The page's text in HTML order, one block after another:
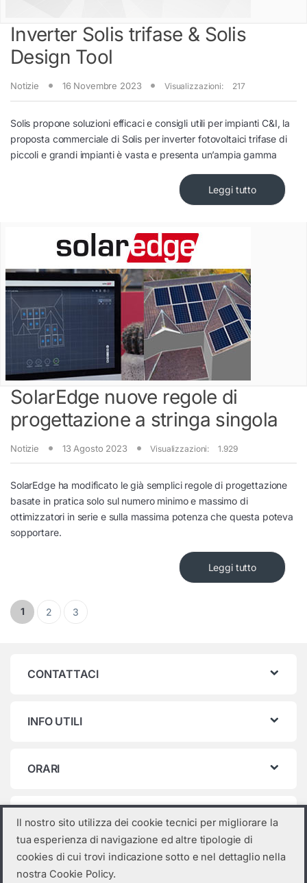
Inverter Solis trifase & Solis
Design Tool
Notizie 16 Novembre 2023 Visualizzazioni: 217
Solis propone soluzioni efficaci e consigli utili per impianti C&I, la
proposta commerciale di Solis per inverter fotovoltaici trifase di
piccoli e grandi impianti è vasta e presenta un’ampia gamma
Leggi tutto
SolarEdge nuove regole di
progettazione a stringa singola
Notizie 13 Agosto 2023 Visualizzazioni: 1.929
SolarEdge ha modificato le già semplici regole di progettazione
basate in pratica solo sul numero minimo e massimo di
ottimizzatori in serie e sulla massima potenza che questa poteva
sopportare.
Leggi tutto
Paginazione degli articoli
1 2 3
CONTATTACI
INFO UTILI
ORARI
Categorie prodotto
Seleziona una categoria
Il nostro sito utilizza dei cookie tecnici per migliorare la
tua esperienza di navigazione ed altre tipologie di
cookies di cui trovi indicazione sotto e nel dettaglio nella
nostra Cookie Policy.